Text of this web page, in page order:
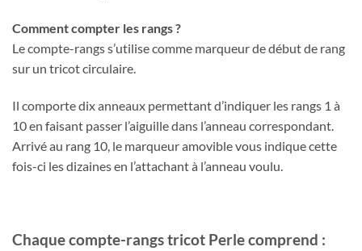
Comment compter les rangs ?
Le compte-rangs s’utilise comme marqueur de début de rang
sur un tricot circulaire.
Il comporte dix anneaux permettant d’indiquer les rangs 1 à
10 en faisant passer l’aiguille dans l’anneau correspondant.
Arrivé au rang 10, le marqueur amovible vous indique cette
fois-ci les dizaines en l’attachant à l’anneau voulu.
Chaque compte-rangs tricot Perle comprend :